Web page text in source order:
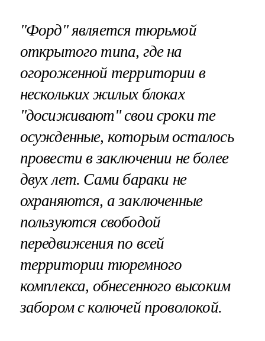
"Форд" является тюрьмой
открытого типа, где на
огороженной территории в
нескольких жилых блоках
"досиживают" свои сроки те
осужденные, которым осталось
провести в заключении не более
двух лет. Сами бараки не
охраняются, а заключенные
пользуются свободой
передвижения по всей
территории тюремного
комплекса, обнесенного высоким
забором с колючей проволокой.